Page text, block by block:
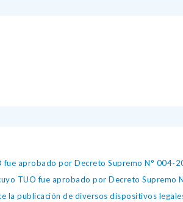
aprobado por Decreto Supremo N° 004-
TUO fue aprobado por Decreto Supremo
la publicación de diversos dispositivos